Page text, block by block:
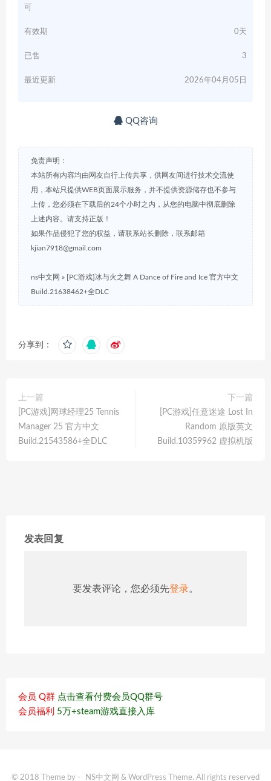
可
有效期 0天
已售 3
最近更新 2026年04月05日
QQ咨询
免责声明：
本站所有内容均由网友自行上传共享，供网友间进行技术交流使
用，本站只提供WEB页面展示服务，并不提供资源储存也不参与
上传，您必须在下载后的24个小时之内，从您的电脑中彻底删除
上述内容。请支持正版！
如果作品侵犯了您的权益，请联系站长删除，联系邮箱
kjian7918@gmail.com
ns中文网 » [PC游戏]冰与火之舞 A Dance of Fire and Ice 官方中文
Build.21638462+全DLC
分享到：
上一篇
[PC游戏]网球经理25 Tennis
Manager 25 官方中文
Build.21543586+全DLC
下一篇
[PC游戏]任意迷途 Lost In
Random 原版英文
Build.10359962 虚拟机版
发表回复
要发表评论，您必须先登录。
会员 Q群 点击查看付费会员QQ群号
会员福利 5万+steam游戏直接入库
© 2018 Theme by - NS中文网 & WordPress Theme. All rights reserved